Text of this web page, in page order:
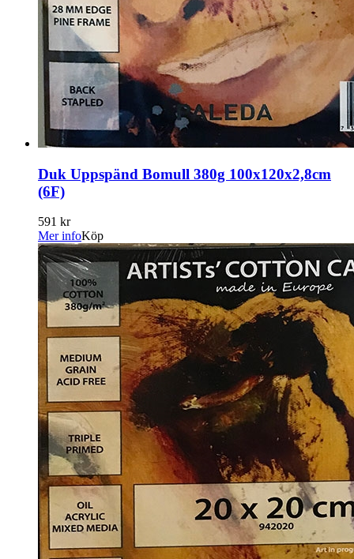
Duk Uppspänd Bomull 380g 100x120x2,8cm
(6F)
591 kr
Mer infoKöp